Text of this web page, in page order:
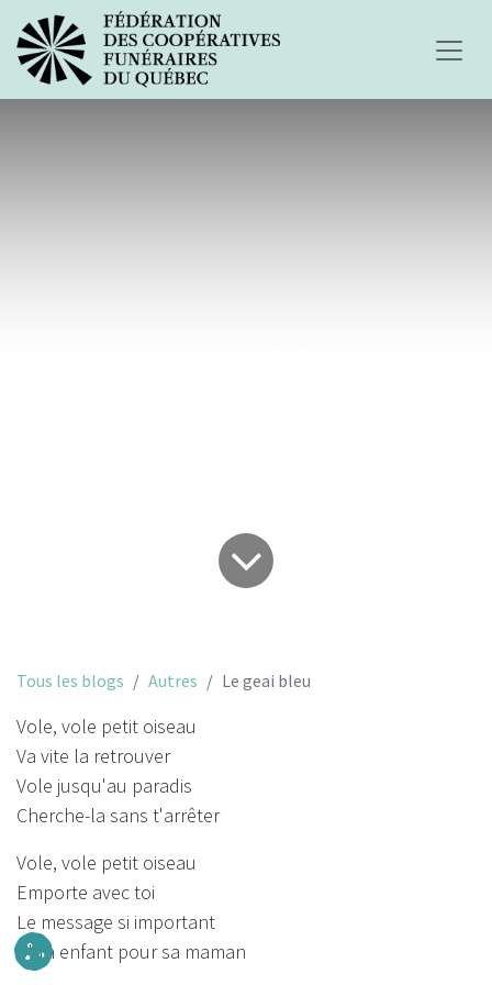
Tous les blogs Autres Le geai bleu
Vole, vole petit oiseau
Va vite la retrouver
Vole jusqu'au paradis
Cherche-la sans t'arrêter
Vole, vole petit oiseau
Emporte avec toi
Le message si important
D'un enfant pour sa maman